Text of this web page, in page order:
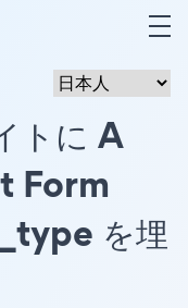
トに A
Form
を埋